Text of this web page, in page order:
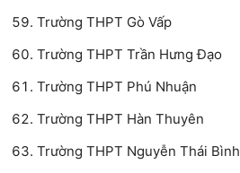
Trường THPT Gò Vấp
Trường THPT Trần Hưng Đạo
Trường THPT Phú Nhuận
Trường THPT Hàn Thuyên
Trường THPT Nguyễn Thái Bình